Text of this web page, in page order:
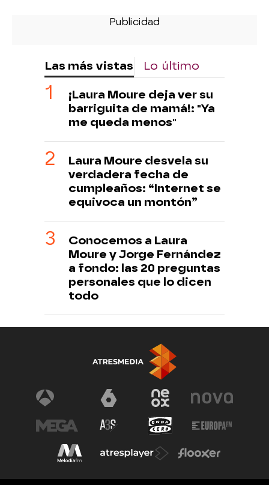
Las más vistas Lo último
¡Laura Moure deja ver su
barriguita de mamá!: "Ya
me queda menos"
Laura Moure desvela su
verdadera fecha de
cumpleaños: “Internet se
equivoca un montón”
Conocemos a Laura
Moure y Jorge Fernández
a fondo: las 20 preguntas
personales que lo dicen
todo